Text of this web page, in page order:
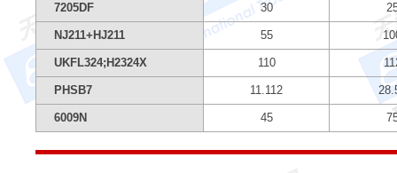
7205DF 30
NJ211+HJ211 55
UKFL324;H2324X 110
PHSB7 11.112
6009N 45